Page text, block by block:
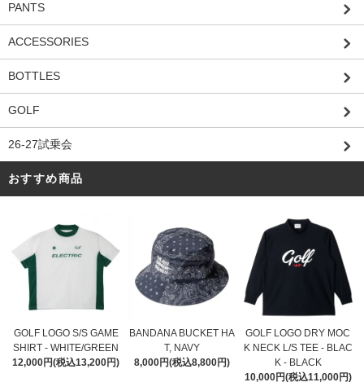
PANTS
ACCESSORIES
BOTTLES
GOLF
26-27試乗会
おすすめ商品
GOLF LOGO S/S GAME
SHIRT - WHITE/GREEN
12,000円(税込13,200円)
BANDANA BUCKET HA
T, NAVY
8,000円(税込8,800円)
GOLF LOGO DRY MOC
K NECK L/S TEE - BLAC
K - BLACK
10,000円(税込11,000円)